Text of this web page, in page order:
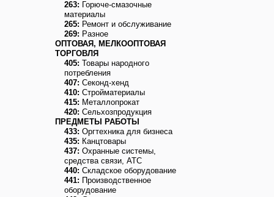
263: Горюче-смазочные
материалы
265: Ремонт и обслуживание
269: Разное
ОПТОВАЯ, МЕЛКООПТОВАЯ
ТОРГОВЛЯ
405: Товары народного
потребления
407: Секонд-хенд
410: Стройматериалы
415: Металлопрокат
420: Сельхозпродукция
ПРЕДМЕТЫ РАБОТЫ
433: Оргтехника для бизнеса
435: Канцтовары
437: Охранные системы,
средства связи, АТС
440: Складское оборудование
441: Производственное
оборудование